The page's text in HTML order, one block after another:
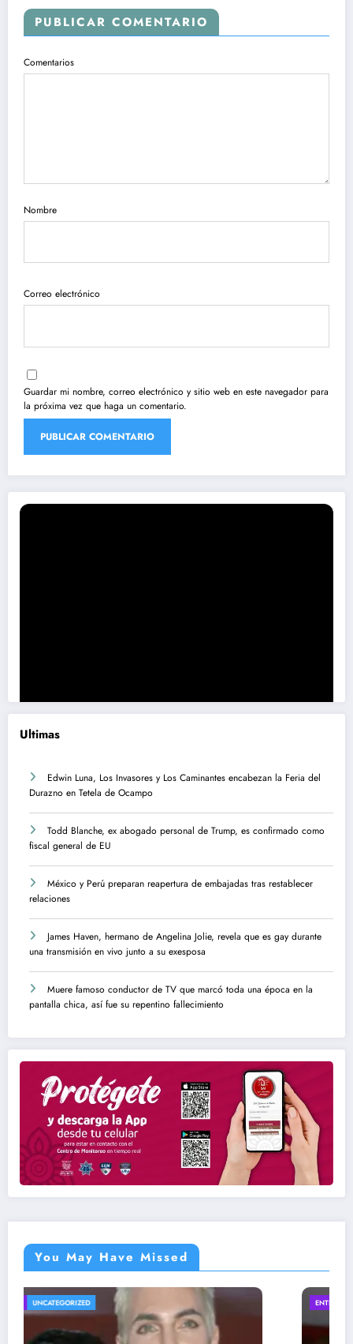
PUBLICAR COMENTARIO
Comentarios
Nombre
Correo electrónico
Guardar mi nombre, correo electrónico y sitio web en este navegador para
la próxima vez que haga un comentario.
Ultimas
Edwin Luna, Los Invasores y Los Caminantes encabezan la Feria del
Durazno en Tetela de Ocampo
Todd Blanche, ex abogado personal de Trump, es confirmado como
fiscal general de EU
México y Perú preparan reapertura de embajadas tras restablecer
relaciones
James Haven, hermano de Angelina Jolie, revela que es gay durante
una transmisión en vivo junto a su exesposa
Muere famoso conductor de TV que marcó toda una época en la
pantalla chica, así fue su repentino fallecimiento
You May Have Missed
ENTRETENIMIENTO